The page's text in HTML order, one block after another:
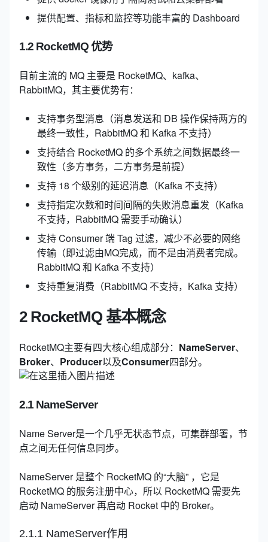
提供配置、指标和监控等功能丰富的 Dashboard
1.2 RocketMQ 优势
目前主流的 MQ 主要是 RocketMQ、kafka、
RabbitMQ，其主要优势有：
支持事务型消息（消息发送和 DB 操作保持两方的
最终一致性，RabbitMQ 和 Kafka 不支持）
支持结合 RocketMQ 的多个系统之间数据最终一
致性（多方事务，二方事务是前提）
支持 18 个级别的延迟消息（Kafka 不支持）
支持指定次数和时间间隔的失败消息重发（Kafka
不支持，RabbitMQ 需要手动确认）
支持 Consumer 端 Tag 过滤，减少不必要的网络
传输（即过滤由MQ完成，而不是由消费者完成。
RabbitMQ 和 Kafka 不支持）
支持重复消费（RabbitMQ 不支持，Kafka 支持）
2 RocketMQ 基本概念
RocketMQ主要有四大核心组成部分： NameServer、
Broker、 Producer以及Consumer四部分。
2.1 NameServer
Name Server是一个几乎无状态节点，可集群部署，节
点之间无任何信息同步。
NameServer 是整个 RocketMQ 的“大脑” ，它是
RocketMQ 的服务注册中心，所以 RocketMQ 需要先
启动 NameServer 再启动 Rocket 中的 Broker。
2.1.1 NameServer作用